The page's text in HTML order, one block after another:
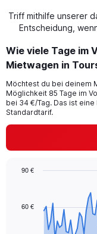
Triff mithilfe unserer
Entscheidung,
Wie viele Tage im
Mietwagen in
Möchtest du bei deinem
Möglichkeit 85 Tage im
bei 34 €/Tag. Das ist
Standardtarif.
data
60 €
90 €